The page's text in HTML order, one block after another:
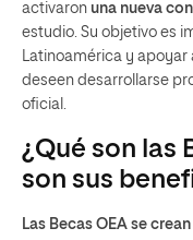
activaron una nueva
estudio. Su objetivo es
Latinoamérica y
deseen desarrollarse
oficial.
¿Qué son las
son sus
Las Becas OEA se